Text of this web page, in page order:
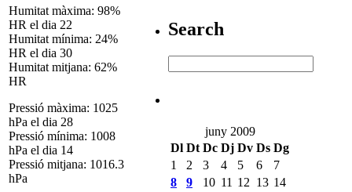
Humitat màxima: 98%
HR el dia 22
Humitat mínima: 24%
HR el dia 30
Humitat mitjana: 62%
HR
Pressió màxima: 1025
hPa el dia 28
Pressió mínima: 1008
hPa el dia 14
Pressió mitjana: 1016.3
hPa
Search
juny 2009
Dl Dt Dc Dj Dv Ds Dg
1
2 3 4 5 6
7
8
9 10 11 12 13 14